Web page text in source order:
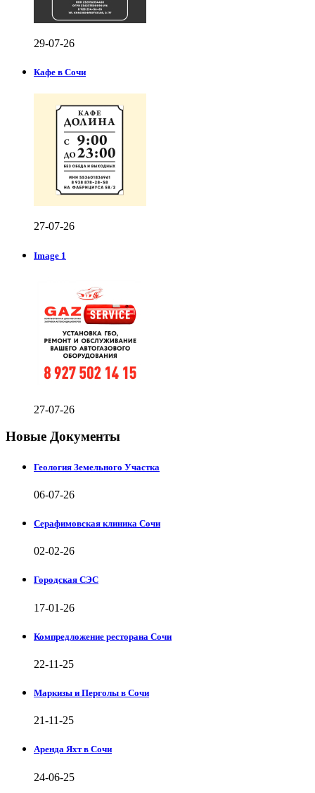
29-07-26
Кафе в Сочи
27-07-26
Image 1
27-07-26
Новые Документы
Геология Земельного Участка
06-07-26
Серафимовская клиника Сочи
02-02-26
Городская СЭС
17-01-26
Компредложение ресторана Сочи
22-11-25
Маркизы и Перголы в Сочи
21-11-25
Аренда Яхт в Сочи
24-06-25